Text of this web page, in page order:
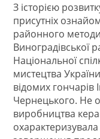
З історією
присутніх
районного
Виноградівської
Національної
мистецтва
відомих гончарів
Чернецького. Не
виробництва